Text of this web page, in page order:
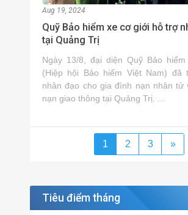
Aug 19, 2024
Quỹ Bảo hiểm xe cơ giới hỗ trợ
tại Quảng Trị
Ngày 13/8, đại diện Quỹ Bảo
(Hiệp hội Bảo hiểm Việt Nam) đã
nhân đạo cho gia đình nạn nhân tử
nạn giao thông tại Quảng Trị. ...
1 2 3 »
Tiêu điểm tháng